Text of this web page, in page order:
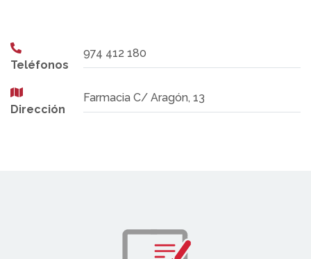
Teléfonos
974 412 180
Dirección
Farmacia C/ Aragón, 13